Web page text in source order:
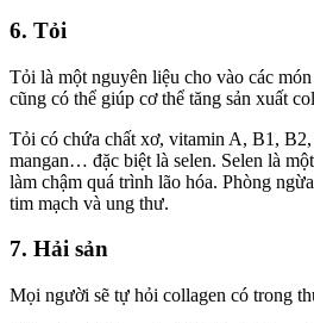
6. Tỏi
Tỏi là một nguyên liệu cho vào các
cũng có thể giúp cơ thể tăng sản xuất
Tỏi có chứa chất xơ, vitamin A, B1,
mangan… đặc biệt là selen. Selen là
làm chậm quá trình lão hóa. Phòng
tim mạch và ung thư.
7. Hải sản
Mọi người sẽ tự hỏi collagen có trong